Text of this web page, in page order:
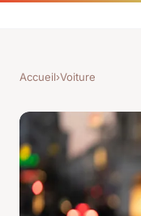
Accueil›Voiture